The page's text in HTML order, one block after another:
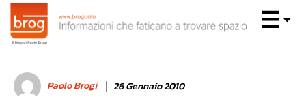
Paolo Brogi 26 Gennaio 2010